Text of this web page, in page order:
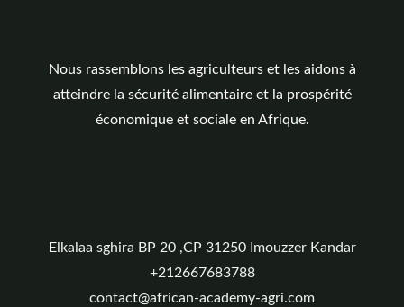
Nous rassemblons les agriculteurs et les aidons à
atteindre la sécurité alimentaire et la prospérité
économique et sociale en Afrique.
Elkalaa sghira BP 20 ,CP 31250 Imouzzer Kandar
+212667683788
contact@african-academy-agri.com